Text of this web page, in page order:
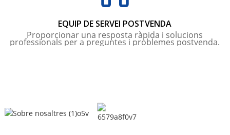
EQUIP DE SERVEI POSTVENDA
Proporcionar una resposta ràpida i solucions
professionals per a preguntes i problemes postvenda.